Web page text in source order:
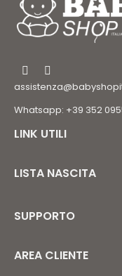
Whatsapp: +39 352
LINK UTILI
LISTA NASCITA
SUPPORTO
AREA CLIENTE